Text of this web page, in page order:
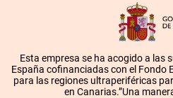
Esta empresa se ha acogido a las
España cofinanciadas con el Fondo
para las regiones ultraperiféricas
en Canarias.”Una